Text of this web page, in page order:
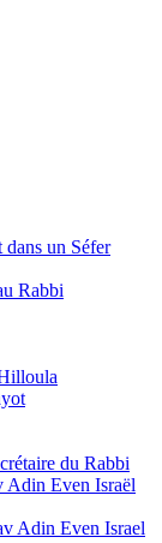
dans un Séfer
Rabbi
du Rabbi
Adin Even Israël
Adin Even Israel